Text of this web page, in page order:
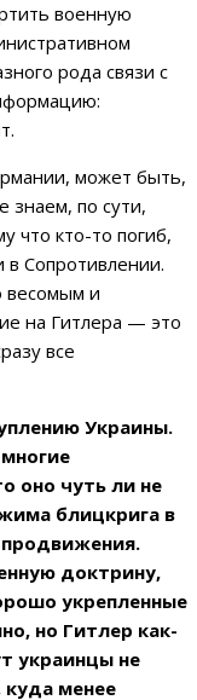
военную
рода связи с
может быть,
знаем, по сути,
что кто-то погиб,
в Сопротивлении.
весомым и
на Гитлера — это
все
Украины.
оно чуть ли не
блицкрига в
доктрину,
укрепленные
но Гитлер как-
украинцы не
куда менее